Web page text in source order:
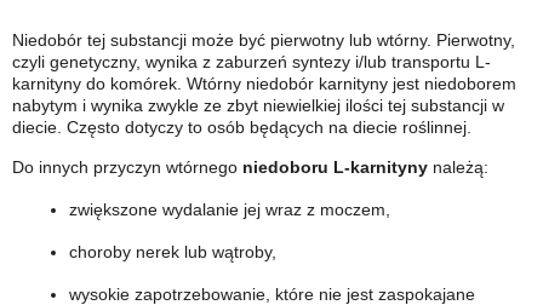
Niedobór tej substancji może być pierwotny lub wtórny. Pierwotny,
czyli genetyczny, wynika z zaburzeń syntezy i/lub transportu L-
karnityny do komórek. Wtórny niedobór karnityny jest niedoborem
nabytym i wynika zwykle ze zbyt niewielkiej ilości tej substancji w
diecie. Często dotyczy to osób będących na diecie roślinnej.
Do innych przyczyn wtórnego niedoboru L-karnityny należą:
zwiększone wydalanie jej wraz z moczem,
choroby nerek lub wątroby,
wysokie zapotrzebowanie, które nie jest zaspokajane